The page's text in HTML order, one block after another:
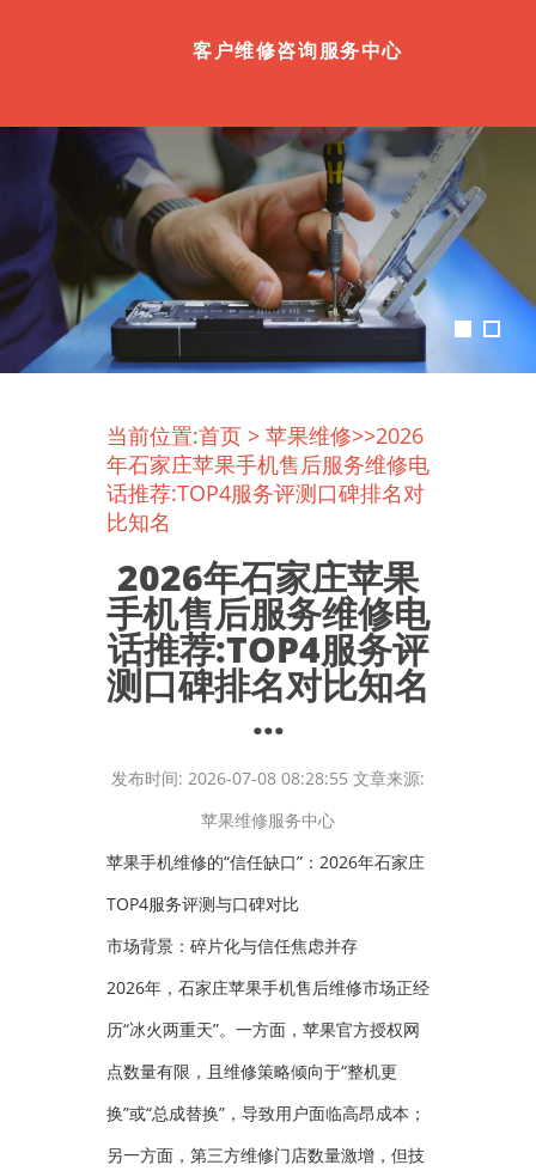
客户维修咨询服务中心
当前位置:首页 > 苹果维修>>2026
年石家庄苹果手机售后服务维修电
话推荐:TOP4服务评测口碑排名对
比知名
2026年石家庄苹果
手机售后服务维修电
话推荐:TOP4服务评
测口碑排名对比知名
...
发布时间: 2026-07-08 08:28:55 文章来源:
苹果维修服务中心
苹果手机维修的“信任缺口”：2026年石家庄
TOP4服务评测与口碑对比
市场背景：碎片化与信任焦虑并存
2026年，石家庄苹果手机售后维修市场正经
历“冰火两重天”。一方面，苹果官方授权网
点数量有限，且维修策略倾向于“整机更
换”或“总成替换”，导致用户面临高昂成本；
另一方面，第三方维修门店数量激增，但技